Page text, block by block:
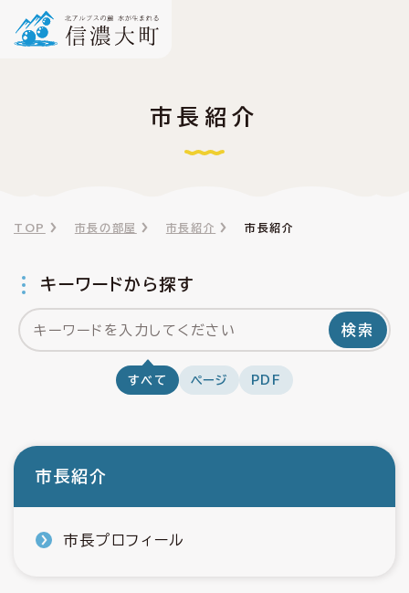
市長紹介
TOP 市長の部屋 市長紹介 市長紹介
キーワードから探す
検索
すべて ページ PDF
市長紹介
市長プロフィール